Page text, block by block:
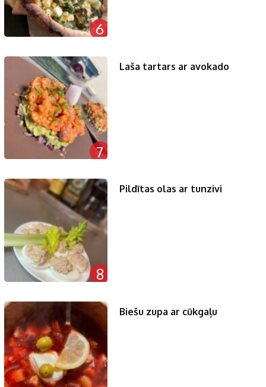
6
7
Laša tartars ar avokado
8
Pildītas olas ar tunzivi
Biešu zupa ar cūkgaļu